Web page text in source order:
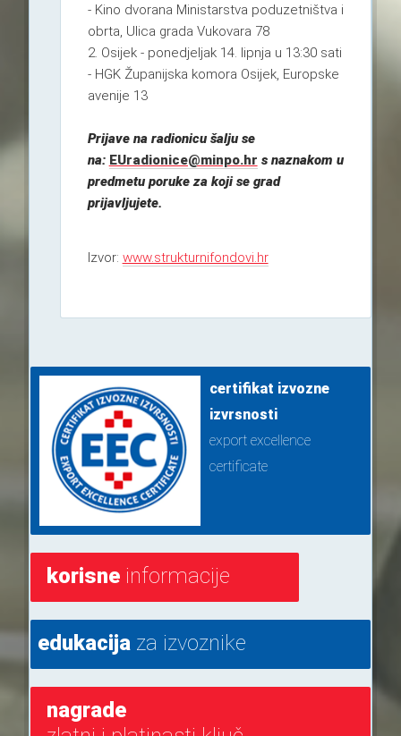
- Kino dvorana Ministarstva poduzetništva i
obrta, Ulica grada Vukovara 78
2. Osijek - ponedjeljak 14. lipnja u 13:30 sati
- HGK Županijska komora Osijek, Europske
avenije 13
Prijave na radionicu šalju se
na: EUradionice@minpo.hr s naznakom u
predmetu poruke za koji se grad
prijavljujete.
Izvor: www.strukturnifondovi.hr
certifikat izvozne
izvrsnosti
export excellence
certificate
korisneinformacije
edukacijaza izvoznike
nagrade